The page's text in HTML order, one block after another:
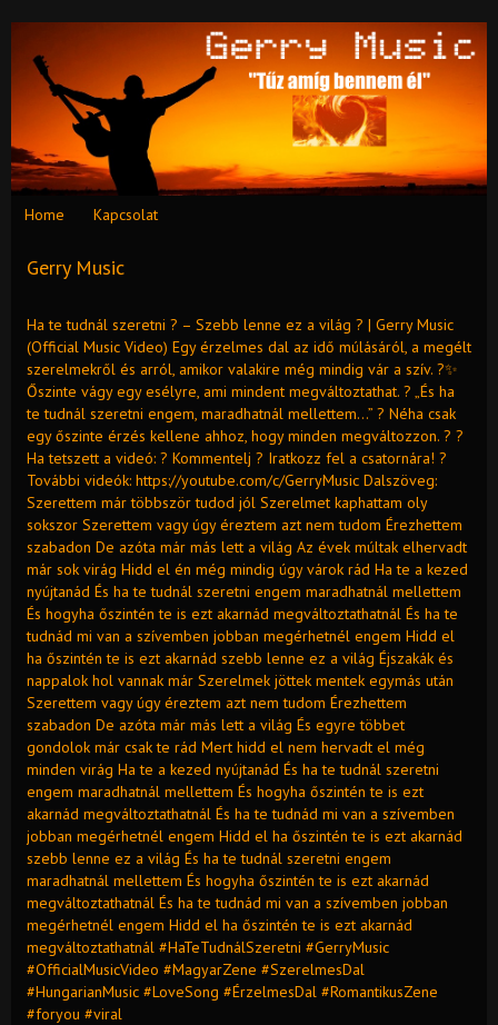
Home Kapcsolat
Gerry Music
Ha te tudnál szeretni ? – Szebb lenne ez a világ ? | Gerry Music
(Official Music Video) Egy érzelmes dal az idő múlásáról, a megélt
szerelmekről és arról, amikor valakire még mindig vár a szív. ?✨
Őszinte vágy egy esélyre, ami mindent megváltoztathat. ? „És ha
te tudnál szeretni engem, maradhatnál mellettem…” ? Néha csak
egy őszinte érzés kellene ahhoz, hogy minden megváltozzon. ? ?
Ha tetszett a videó: ? Kommentelj ? Iratkozz fel a csatornára! ?
További videók: https://youtube.com/c/GerryMusic Dalszöveg:
Szerettem már többször tudod jól Szerelmet kaphattam oly
sokszor Szerettem vagy úgy éreztem azt nem tudom Érezhettem
szabadon De azóta már más lett a világ Az évek múltak elhervadt
már sok virág Hidd el én még mindig úgy várok rád Ha te a kezed
nyújtanád És ha te tudnál szeretni engem maradhatnál mellettem
És hogyha őszintén te is ezt akarnád megváltoztathatnál És ha te
tudnád mi van a szívemben jobban megérhetnél engem Hidd el
ha őszintén te is ezt akarnád szebb lenne ez a világ Éjszakák és
nappalok hol vannak már Szerelmek jöttek mentek egymás után
Szerettem vagy úgy éreztem azt nem tudom Érezhettem
szabadon De azóta már más lett a világ És egyre többet
gondolok már csak te rád Mert hidd el nem hervadt el még
minden virág Ha te a kezed nyújtanád És ha te tudnál szeretni
engem maradhatnál mellettem És hogyha őszintén te is ezt
akarnád megváltoztathatnál És ha te tudnád mi van a szívemben
jobban megérhetnél engem Hidd el ha őszintén te is ezt akarnád
szebb lenne ez a világ És ha te tudnál szeretni engem
maradhatnál mellettem És hogyha őszintén te is ezt akarnád
megváltoztathatnál És ha te tudnád mi van a szívemben jobban
megérhetnél engem Hidd el ha őszintén te is ezt akarnád
megváltoztathatnál #HaTeTudnálSzeretni #GerryMusic
#OfficialMusicVideo #MagyarZene #SzerelmesDal
#HungarianMusic #LoveSong #ÉrzelmesDal #RomantikusZene
#foryou #viral